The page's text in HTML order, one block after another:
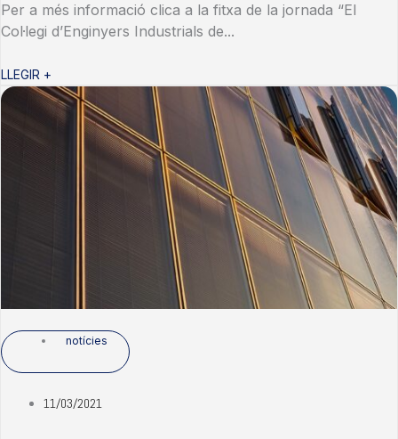
Per a més informació clica a la fitxa de la jornada “El
Col·legi d’Enginyers Industrials de...
LLEGIR +
notícies
11/03/2021